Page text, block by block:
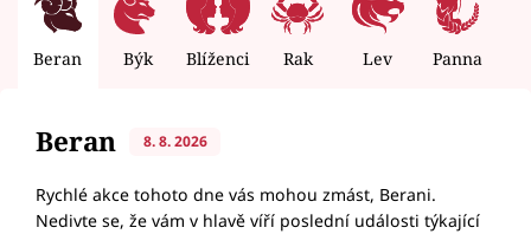
Beran Býk Blíženci Rak Lev Panna
Beran 8. 8. 2026
Rychlé akce tohoto dne vás mohou zmást, Berani.
Nedivte se, že vám v hlavě víří poslední události týkající